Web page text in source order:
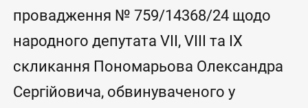
провадження № 759/14368/24 щодо
народного депутата VII, VIII та IX
скликання Пономарьова Олександра
Сергійовича, обвинуваченого у